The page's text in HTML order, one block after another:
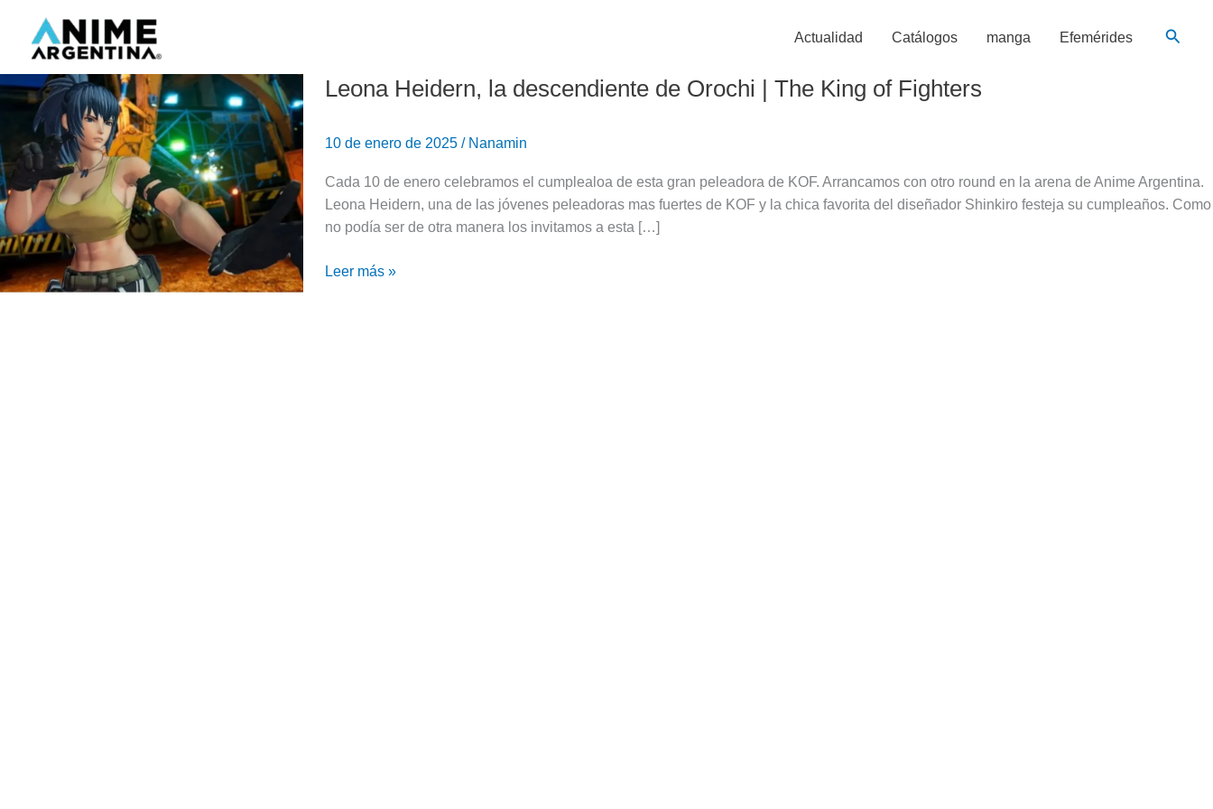
contenido
Actualidad Catálogos manga Efemérides
Leona Heidern, la descendiente de Orochi | The King of Fighters
10 de enero de 2025 / Nanamin
Cada 10 de enero celebramos el cumplealoa de esta gran peleadora de KOF. Arrancamos con otro round en la arena de Anime Argentina.
Leona Heidern, una de las jóvenes peleadoras mas fuertes de KOF y la chica favorita del diseñador Shinkiro festeja su cumpleaños. Como
no podía ser de otra manera los invitamos a esta […]
Leona
descendiente
de
Orochi
King
Leer más »